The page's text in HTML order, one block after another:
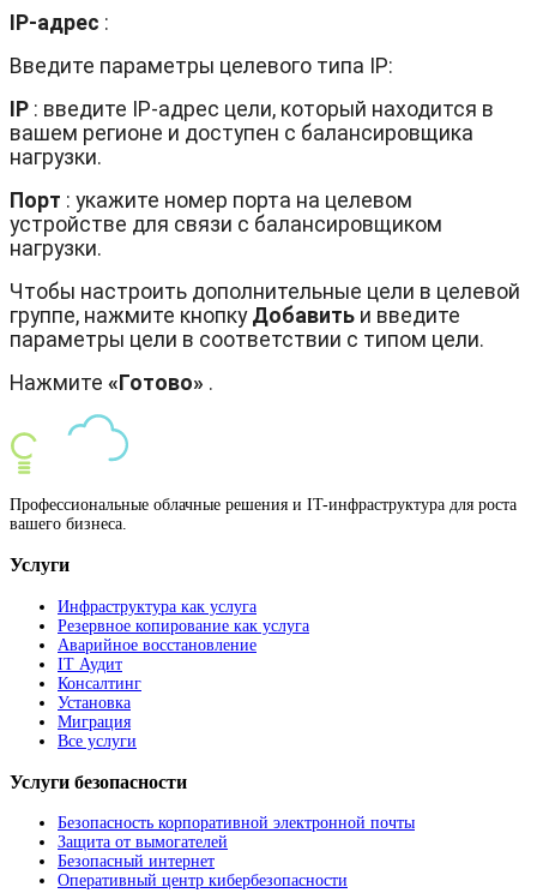
IP-адрес :
Введите параметры целевого типа IP:
IP : введите IP-адрес цели, который находится в
вашем регионе и доступен с балансировщика
нагрузки.
Порт : укажите номер порта на целевом
устройстве для связи с балансировщиком
нагрузки.
Чтобы настроить дополнительные цели в целевой
группе, нажмите кнопку Добавить и введите
параметры цели в соответствии с типом цели.
Нажмите «Готово» .
Профессиональные облачные решения и IT-инфраструктура для роста
вашего бизнеса.
Услуги
Инфраструктура как услуга
Резервное копирование как услуга
Аварийное восстановление
IT Аудит
Консалтинг
Установка
Миграция
Все услуги
Услуги безопасности
Безопасность корпоративной электронной почты
Защита от вымогателей
Безопасный интернет
Оперативный центр кибербезопасности